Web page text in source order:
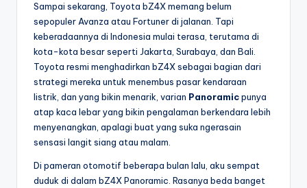
Sampai sekarang, Toyota bZ4X memang belum
sepopuler Avanza atau Fortuner di jalanan. Tapi
keberadaannya di Indonesia mulai terasa, terutama di
kota-kota besar seperti Jakarta, Surabaya, dan Bali.
Toyota resmi menghadirkan bZ4X sebagai bagian dari
strategi mereka untuk menembus pasar kendaraan
listrik, dan yang bikin menarik, varian Panoramicpunya
atap kaca lebar yang bikin pengalaman berkendara lebih
menyenangkan, apalagi buat yang suka ngerasain
sensasi langit siang atau malam.
Di pameran otomotif beberapa bulan lalu, aku sempat
duduk di dalam bZ4X Panoramic. Rasanya beda banget